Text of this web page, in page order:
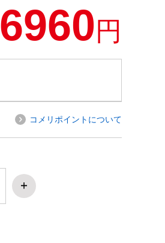
6960円
コメリポイントについて